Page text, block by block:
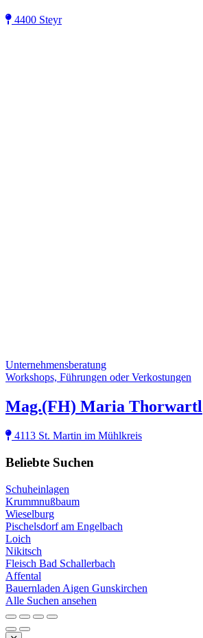
4400 Steyr
Unternehmensberatung
Workshops, Führungen oder Verkostungen
Mag.(FH) Maria Thorwartl
4113 St. Martin im Mühlkreis
Beliebte Suchen
Schuheinlagen
Krummnußbaum
Wieselburg
Pischelsdorf am Engelbach
Loich
Nikitsch
Fleisch Bad Schallerbach
Affental
Bauernladen Aigen Gunskirchen
Alle Suchen ansehen